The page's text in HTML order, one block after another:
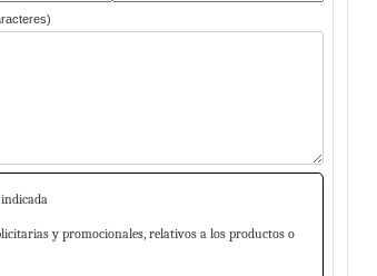
indicada
y promocionales, relativos a los productos o